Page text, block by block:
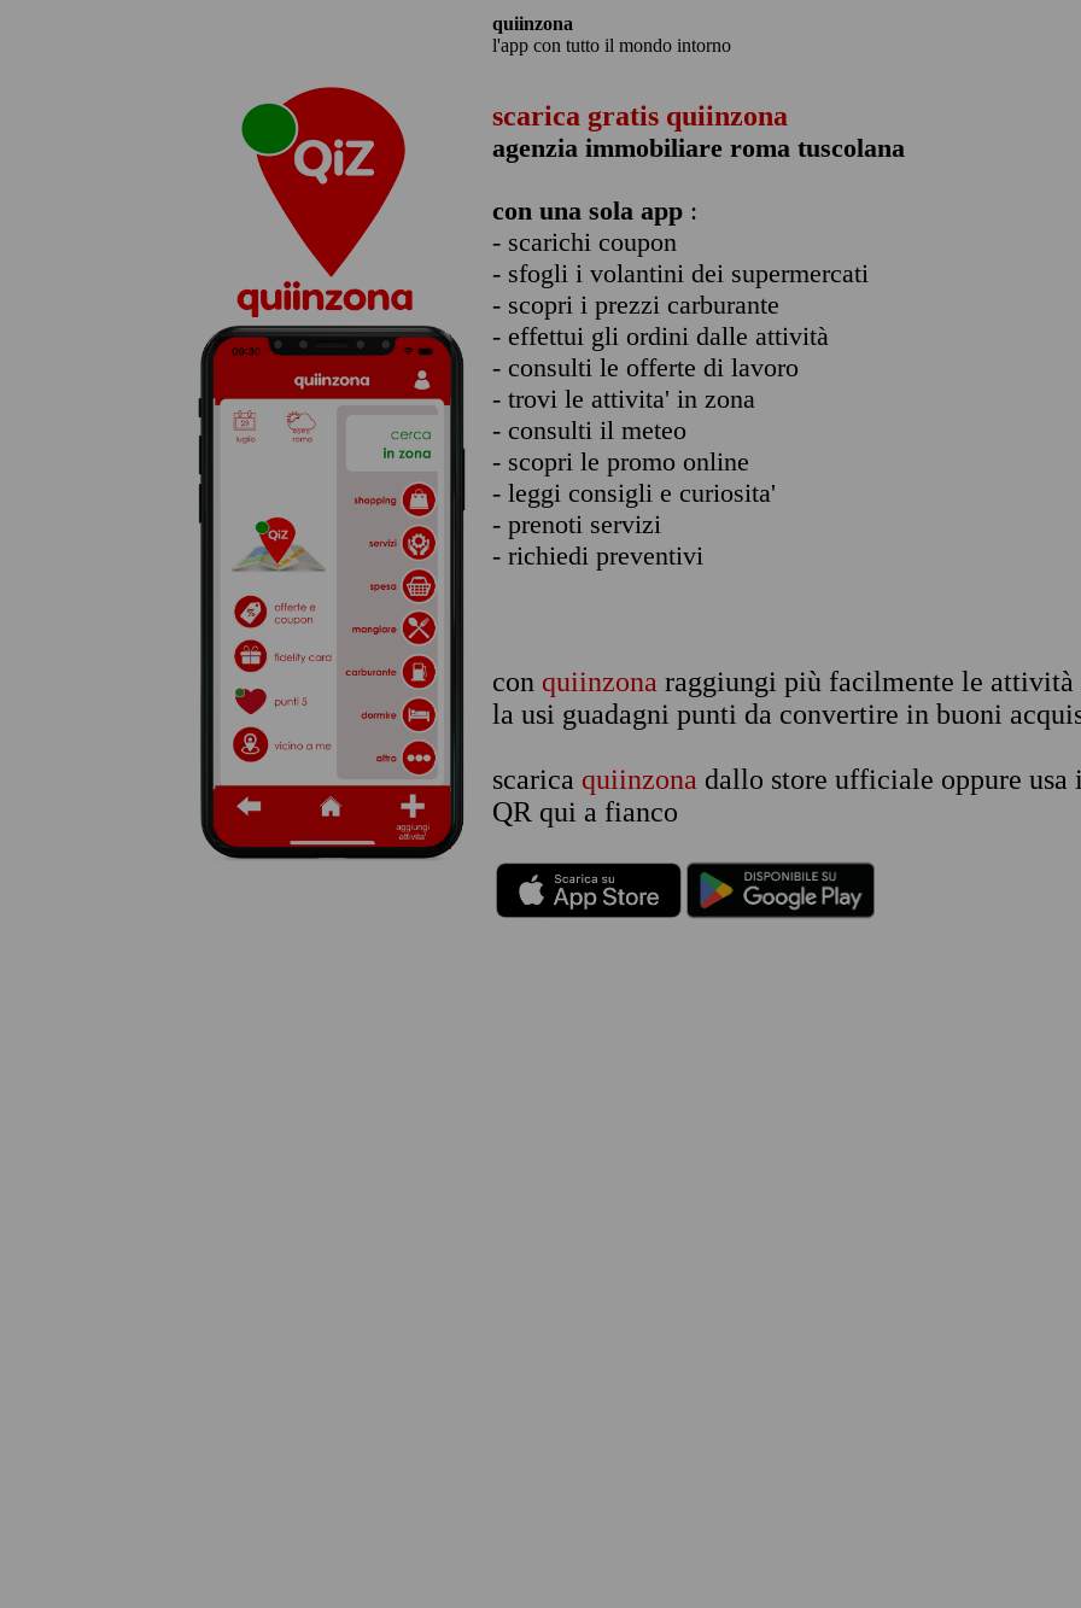
quiinzona
l'app con tutto il mondo intorno
scarica gratis quiinzona
agenzia immobiliare roma tuscolana
con una sola app :
- scarichi coupon
- sfogli i volantini dei supermercati
- scopri i prezzi carburante
- effettui gli ordini dalle attività
- consulti le offerte di lavoro
- trovi le attivita' in zona
- consulti il meteo
- scopri le promo online
- leggi consigli e curiosita'
- prenoti servizi
- richiedi preventivi
con quiinzona raggiungi più facilmente le attività
la usi guadagni punti da convertire in buoni
scarica quiinzona dallo store ufficiale oppure usa
QR qui a fianco